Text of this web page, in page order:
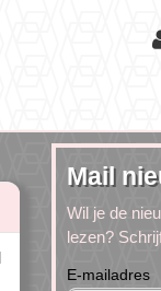
Mail
Wil je de
lezen?
E-mailadres